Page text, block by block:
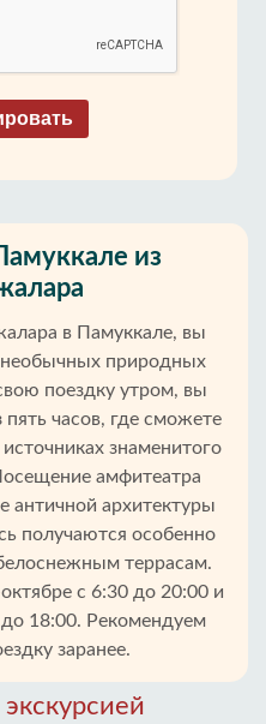
из
в Памуккале, вы
природных
поездку утром, вы
пять часов, где сможете
знаменитого
амфитеатра
античной архитектуры
получаются особенно
террасам.
с 6:30 до 20:00 и
18:00. Рекомендуем
заранее.